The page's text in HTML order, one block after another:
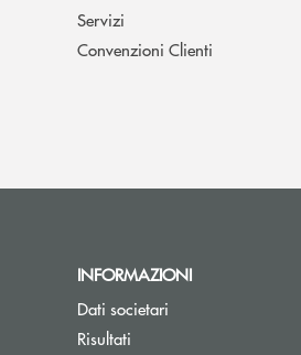
Servizi
Convenzioni Clienti
INFORMAZIONI
Dati societari
Risultati